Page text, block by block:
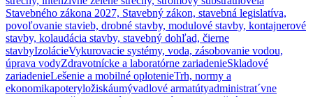
Stavebného zákona 2027, Stavebný zákon, stavebná legislatíva,
povoľovanie stavieb, drobné stavby, modulové stavby, kontajnerové
stavby, kolaudácia stavby, stavebný dohľad, čierne
stavbyIzolácieVykurovacie systémy, voda, zásobovanie vodou,
úprava vodyZdravotnícke a laboratórne zariadenieSkladové
zariadenieLešenie a mobilné oplotenieTrh, normy a
ekonomikapoteryložiskáumývadlové armatútyadministrat´vne